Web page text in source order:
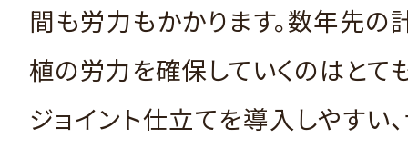
間も労力もかかります。数年先の
植の労力を確保していくのはとて
ジョイント仕立てを導入しやすい